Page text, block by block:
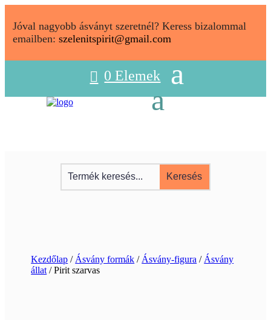
Jóval nagyobb ásványt szeretnél? Keress bizalommal
emailben: szelenitspirit@gmail.com
0 Elemek
Kezdőlap / Ásvány formák / Ásvány-figura / Ásvány
állat / Pirit szarvas